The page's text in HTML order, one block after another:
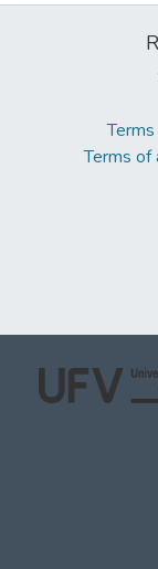
Terms of